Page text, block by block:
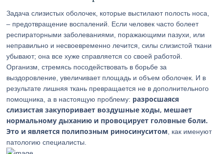
Задача слизистых оболочек, которые выстилают полость носа,
– предотвращение воспалений. Если человек часто болеет
респираторными заболеваниями, поражающими пазухи, или
неправильно и несвоевременно лечится, силы слизистой ткани
убывают; она все хуже справляется со своей работой.
Организм, стремясь посодействовать в борьбе за
выздоровление, увеличивает площадь и объем оболочек. И в
результате лишняя ткань превращается не в дополнительного
помощника, а в настоящую проблему: разросшаяся
слизистая закупоривает воздушные ходы, мешает
нормальному дыханию и провоцирует головные боли.
Это и является полипозным риносинуситом , как именуют
патологию специалисты.